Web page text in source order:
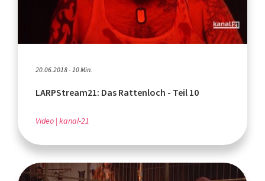
20.06.2018 - 10 Min.
LARPStream21: Das Rattenloch - Teil 10
Video kanal-21